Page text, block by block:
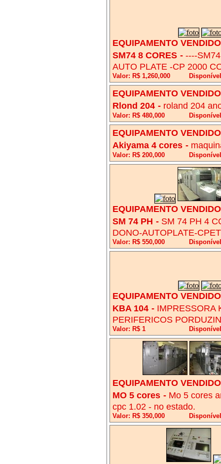
EQUIPAMENTO
SM74 8 CORES - ----
AUTO PLATE -CP 2000
Valor: R$ 1,260,000
EQUIPAMENTO
Rlond 204 - roland 204
Valor: R$ 480,000
EQUIPAMENTO
Akiyama 4 cores -
Valor: R$ 200,000
EQUIPAMENTO
SM 74 PH - SM 74 PH 4
DONO-AUTOPLATE-
Valor: R$ 550,000
EQUIPAMENTO
KBA 104 - IMPRESSORA
PERIFERICOS
Valor: R$ 1
EQUIPAMENTO
MO 5 cores - Mo 5 cores
cpc 1.02 - no estado.
Valor: R$ 350,000